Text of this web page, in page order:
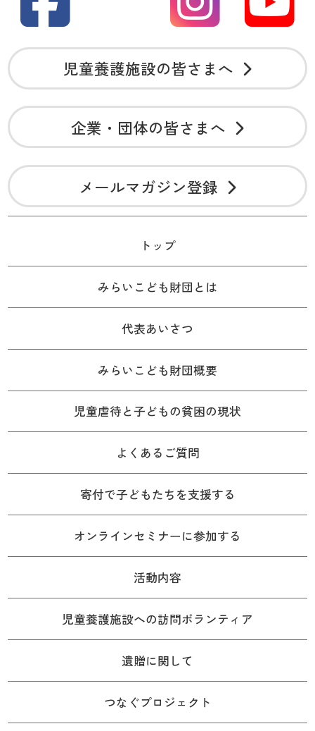
児童養護施設の皆さまへ
企業・団体の皆さまへ
メールマガジン登録
トップ
みらいこども財団とは
代表あいさつ
みらいこども財団概要
児童虐待と子どもの貧困の現状
よくあるご質問
寄付で子どもたちを支援する
オンラインセミナーに参加する
活動内容
児童養護施設への訪問ボランティア
遺贈に関して
つなぐプロジェクト